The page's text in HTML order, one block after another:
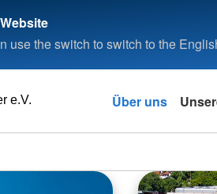
use the switch to switch to the
e.V. Über uns